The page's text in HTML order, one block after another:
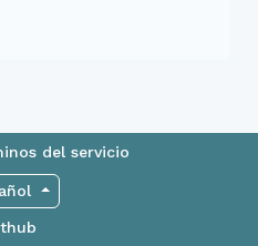
del servicio